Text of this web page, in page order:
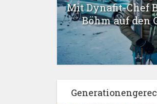
Mit Dynafit-Chef
Böhm auf den